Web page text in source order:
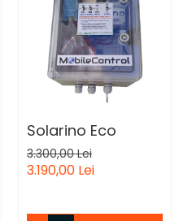
Solarino Eco
3.300,00 Lei
3.190,00 Lei